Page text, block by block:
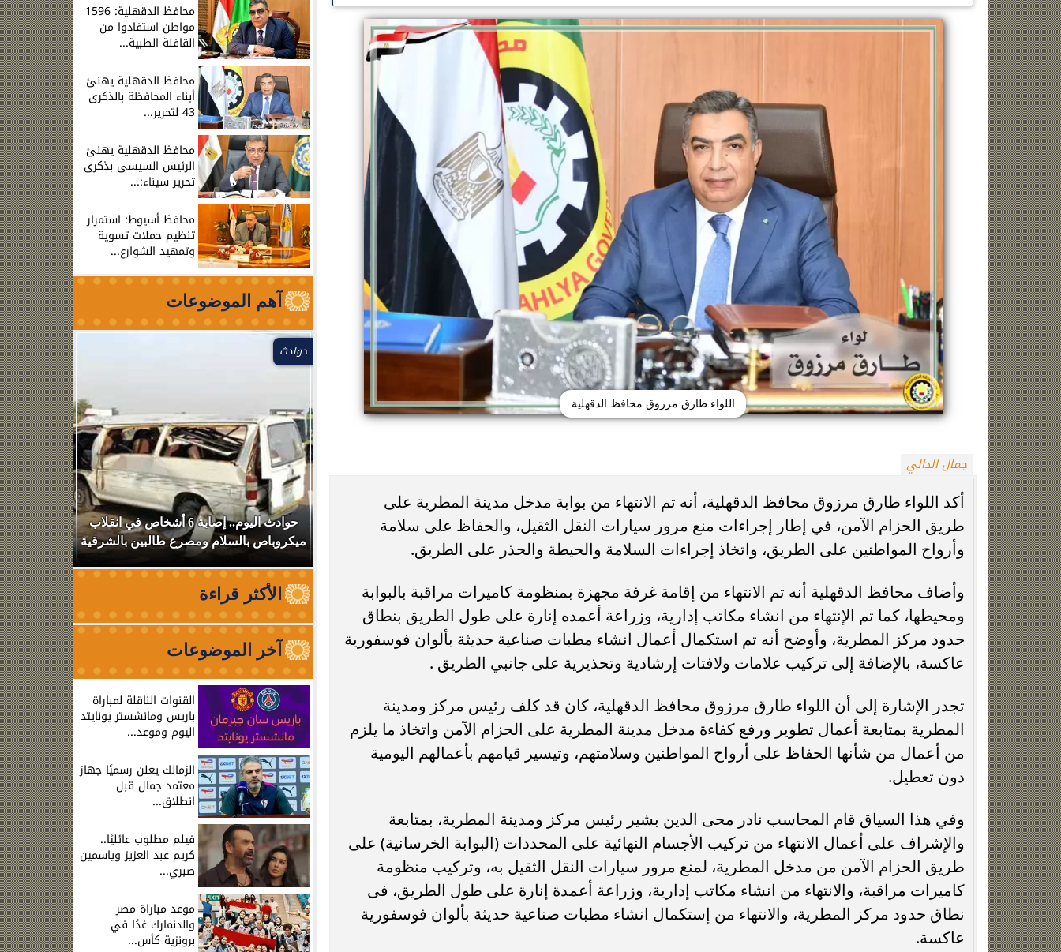
اللواء طارق مرزوق محافظ الدقهلية
جمال الدالي
أكد اللواء طارق مرزوق محافظ الدقهلية، أنه تم الانتهاء من بوابة مدخل مدينة المطرية على
طريق الحزام الآمن، في إطار إجراءات منع مرور سيارات النقل الثقيل، والحفاظ على سلامة
وأرواح المواطنين على الطريق، واتخاذ إجراءات السلامة والحيطة والحذر على الطريق.
وأضاف محافظ الدقهلية أنه تم الانتهاء من إقامة غرفة مجهزة بمنظومة كاميرات مراقبة بالبوابة
ومحيطها، كما تم الإنتهاء من انشاء مكاتب إدارية، وزراعة أعمده إنارة على طول الطريق بنطاق
حدود مركز المطرية، وأوضح أنه تم استكمال أعمال انشاء مطبات صناعية حديثة بألوان فوسفورية
عاكسة، بالإضافة إلى تركيب علامات ولافتات إرشادية وتحذيرية على جانبي الطريق .
تجدر الإشارة إلى أن اللواء طارق مرزوق محافظ الدقهلية، كان قد كلف رئيس مركز ومدينة
المطرية بمتابعة أعمال تطوير ورفع كفاءة مدخل مدينة المطرية على الحزام الآمن واتخاذ ما يلزم
من أعمال من شأنها الحفاظ على أرواح المواطنين وسلامتهم، وتيسير قيامهم بأعمالهم اليومية
دون تعطيل.
وفي هذا السياق قام المحاسب نادر محى الدين بشير رئيس مركز ومدينة المطرية، بمتابعة
والإشراف على أعمال الانتهاء من تركيب الأجسام النهائية على المحددات (البوابة الخرسانية) على
طريق الحزام الآمن من مدخل المطرية، لمنع مرور سيارات النقل الثقيل به، وتركيب منظومة
كاميرات مراقبة، والانتهاء من انشاء مكاتب إدارية، وزراعة أعمدة إنارة على طول الطريق، فى
نطاق حدود مركز المطرية، والانتهاء من إستكمال انشاء مطبات صناعية حديثة بألوان فوسفورية
عاكسة.
محافظ الدقهلية: 1596
مواطن استفادوا من
القافلة الطبية...
محافظ الدقهلية يهنئ
أبناء المحافظة بالذكرى
43 لتحرير...
محافظ الدقهلية يهنئ
الرئيس السيسى بذكرى
تحرير سيناء:...
محافظ أسيوط: استمرار
تنظيم حملات تسوية
وتمهيد الشوارع...
آهم الموضوعات
الزمالك يعلن رسميًا جهاز معتمد جمال قبل
انطلاق موسم 2026-2027
فيلم مطلوب عائليًا.. كريم عبد العزيز
وياسمين صبري في منافسة صيف 2026
وفاة خورخي ميسي والد نجم الأرجنتين بعد
صراع طويل مع المرض
حوادث
حوادث اليوم.. إصابة 6 أشخاص في انقلاب
ميكروباص بالسلام ومصرع طالبين بالشرقية
استهداف
الأكثر قراءة
آخر الموضوعات
القنوات الناقلة لمباراة
باريس ومانشستر يونايتد
اليوم وموعد...
الزمالك يعلن رسميًا جهاز
معتمد جمال قبل
انطلاق...
فيلم مطلوب عائليًا..
كريم عبد العزيز وياسمين
صبري...
موعد مباراة مصر
والدنمارك غدًا في
برونزية كأس...